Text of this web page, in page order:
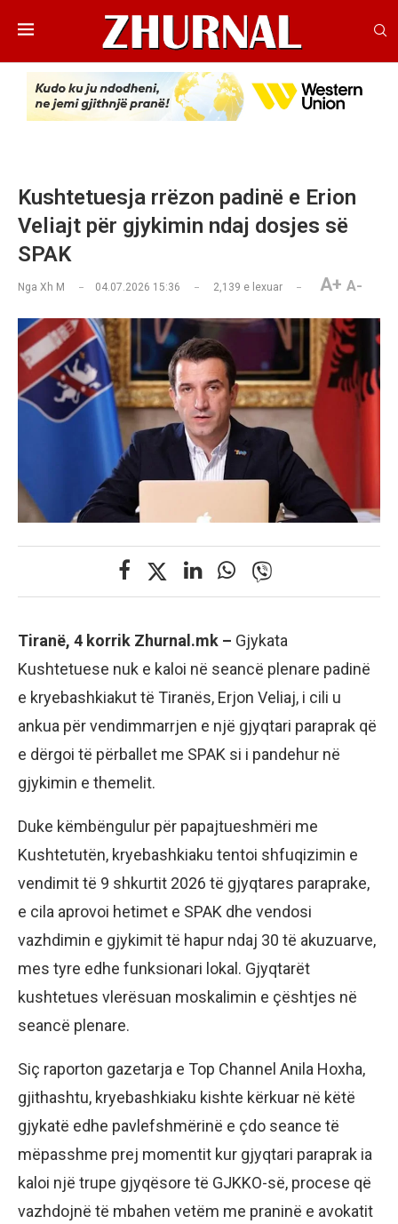
Kushtetuesja rrëzon padinë e Erion
Veliajt për gjykimin ndaj dosjes së
SPAK
Nga Xh M 04.07.2026 15:36 2,139 e lexuar A+ A-
Tiranë, 4 korrik Zhurnal.mk – Gjykata
Kushtetuese nuk e kaloi në seancë plenare padinë
e kryebashkiakut të Tiranës, Erjon Veliaj, i cili u
ankua për vendimmarrjen e një gjyqtari paraprak që
e dërgoi të përballet me SPAK si i pandehur në
gjykimin e themelit.
Duke këmbëngulur për papajtueshmëri me
Kushtetutën, kryebashkiaku tentoi shfuqizimin e
vendimit të 9 shkurtit 2026 të gjyqtares paraprake,
e cila aprovoi hetimet e SPAK dhe vendosi
vazhdimin e gjykimit të hapur ndaj 30 të akuzuarve,
mes tyre edhe funksionari lokal. Gjyqtarët
kushtetues vlerësuan moskalimin e çështjes në
seancë plenare.
Siç raporton gazetarja e Top Channel Anila Hoxha,
gjithashtu, kryebashkiaku kishte kërkuar në këtë
gjykatë edhe pavlefshmërinë e çdo seance të
mëpasshme prej momentit kur gjyqtari paraprak ia
kaloi një trupe gjyqësore të GJKKO-së, procese që
vazhdojnë të mbahen vetëm me praninë e avokatit